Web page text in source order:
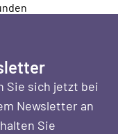
Sie sich jetzt bei
Newsletter an
Sie